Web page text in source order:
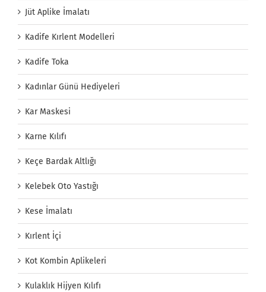
Jüt Aplike İmalatı
Kadife Kırlent Modelleri
Kadife Toka
Kadınlar Günü Hediyeleri
Kar Maskesi
Karne Kılıfı
Keçe Bardak Altlığı
Kelebek Oto Yastığı
Kese İmalatı
Kırlent İçi
Kot Kombin Aplikeleri
Kulaklık Hijyen Kılıfı